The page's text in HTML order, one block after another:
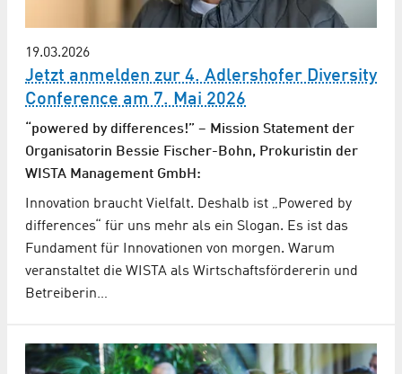
19.03.2026
Jetzt anmelden zur 4. Adlershofer Diversity
Conference am 7. Mai 2026
“powered by differences!” – Mission Statement der
Organisatorin Bessie Fischer-Bohn, Prokuristin der
WISTA Management GmbH:
Innovation braucht Vielfalt. Deshalb ist „Powered by
differences“ für uns mehr als ein Slogan. Es ist das
Fundament für Innovationen von morgen. Warum
veranstaltet die WISTA als Wirtschaftsfördererin und
Betreiberin…